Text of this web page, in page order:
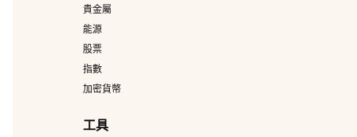
貴金屬
能源
股票
指數
加密貨幣
工具